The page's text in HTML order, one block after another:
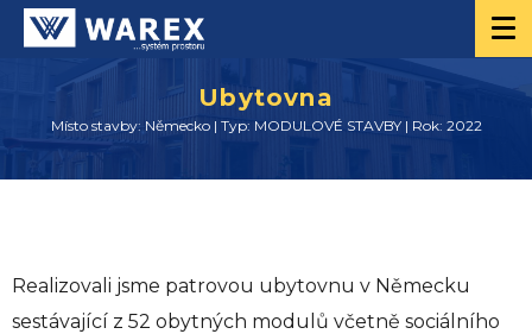
Ubytovna
Místo stavby: Německo | Typ: MODULOVÉ STAVBY | Rok: 2022
Realizovali jsme patrovou ubytovnu v Německu
sestávající z 52 obytných modulů včetně sociálního